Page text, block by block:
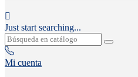

Just start searching...
Mi cuenta